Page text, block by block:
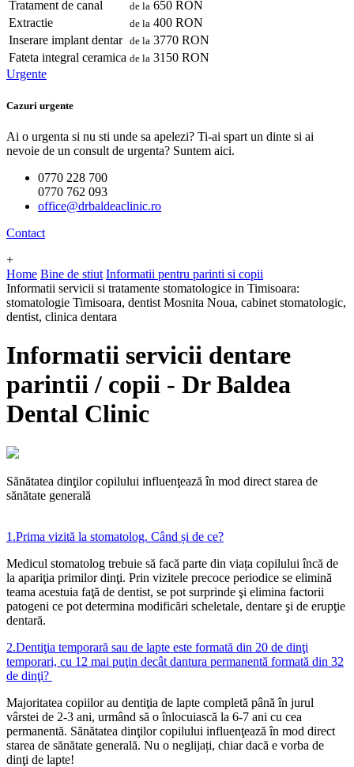
Tratament de canal de la 650 RON
Extractie
de la 400 RON
Inserare implant dentar de la 3770 RON
Fateta integral ceramica de la 3150 RON
Urgente
Cazuri urgente
Ai o urgenta si nu sti unde sa apelezi? Ti-ai spart un dinte si ai
nevoie de un consult de urgenta? Suntem aici.
0770 228 700
0770 762 093
office@drbaldeaclinic.ro
Contact
+
Home Bine de stiut Informatii pentru parinti si copii
Informatii servicii si tratamente stomatologice in Timisoara:
stomatologie Timisoara, dentist Mosnita Noua, cabinet stomatologic,
dentist, clinica dentara
Informatii servicii dentare
parintii / copii - Dr Baldea
Dental Clinic
Sănătatea dinţilor copilului influenţează în mod direct starea de
sănătate generală
1.Prima vizită la stomatolog. Când și de ce?
Medicul stomatolog trebuie să facă parte din viața copilului încă de
la apariţia primilor dinţi. Prin vizitele precoce periodice se elimină
teama acestuia faţă de dentist, se pot surprinde şi elimina factorii
patogeni ce pot determina modificări scheletale, dentare şi de erupţie
dentară.
2.Dentiţia temporară sau de lapte este formată din 20 de dinţi
temporari, cu 12 mai puţin decât dantura permanentă formată din 32
de dinţi?
Majoritatea copiilor au dentiţia de lapte completă până în jurul
vârstei de 2-3 ani, urmând să o înlocuiască la 6-7 ani cu cea
permanentă. Sănătatea dinţilor copilului influenţează în mod direct
starea de sănătate generală. Nu o neglijați, chiar dacă e vorba de
dinţi de lapte!